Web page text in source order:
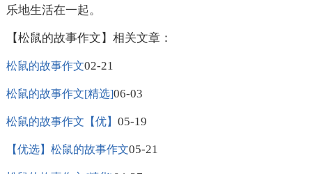
乐地生活在一起。
【松鼠的故事作文】相关文章：
松鼠的故事作文02-21
松鼠的故事作文[精选]06-03
松鼠的故事作文【优】 05-19
【优选】松鼠的故事作文05-21